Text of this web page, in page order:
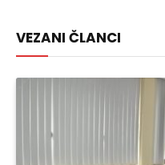
VEZANI ČLANCI